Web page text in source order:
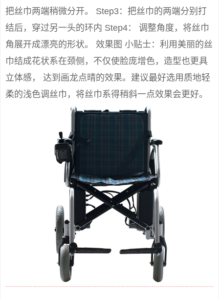
把丝巾两端稍微分开。 Step3：把丝巾的两端分别打
结后，穿过另一头的环内 Step4： 调整角度，将丝巾
角展开成漂亮的形状。 效果图 小贴士：利用美丽的丝
巾结成花状系在颈侧，不仅使脸庞增色，造型也更具
立体感， 达到画龙点晴的效果。建议最好选用质地轻
柔的浅色调丝巾，将丝巾系得稍斜一点效果会更好。